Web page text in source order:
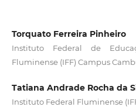
Torquato Ferreira Pinheiro
Instituto Federal de
Fluminense (IFF) Campus
Tatiana Andrade Rocha da
Instituto Federal Fluminense